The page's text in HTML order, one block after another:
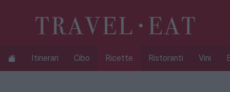
Itinerari Cibo Ricette Ristoranti Vini